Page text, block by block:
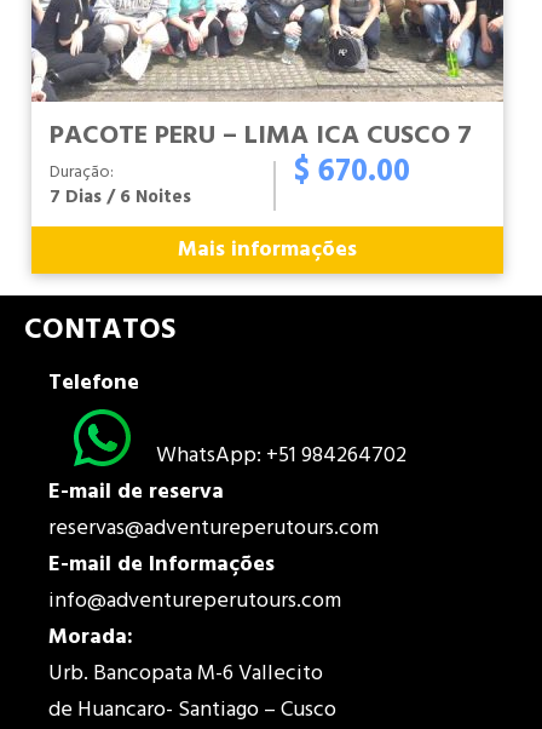
PACOTE PERU – LIMA ICA CUSCO 7
Duração:
7 Dias / 6 Noites $ 670.00
Mais informações
CONTATOS
Telefone
WhatsApp: +51 984264702
E-mail de reserva
reservas@adventureperutours.com
E-mail de Informações
info@adventureperutours.com
Morada:
Urb. Bancopata M-6 Vallecito
de Huancaro- Santiago – Cusco